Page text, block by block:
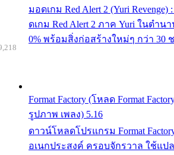
มอดเกม Red Alert 2 (Yuri Revenge)
ดเกม Red Alert 2 ภาค Yuri ในตำน
0% พร้อมสิ่งก่อสร้างใหม่ๆ กว่า 30
Format Factory (โหลด Format
รูปภาพ เพลง) 5.16
ดาวน์โหลดโปรแกรม Format
อเนกประสงค์ ครอบจักรวาล ใช้แป